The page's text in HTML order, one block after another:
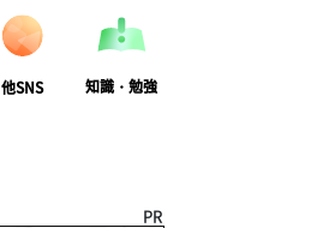
他SNS 知識・勉強
PR